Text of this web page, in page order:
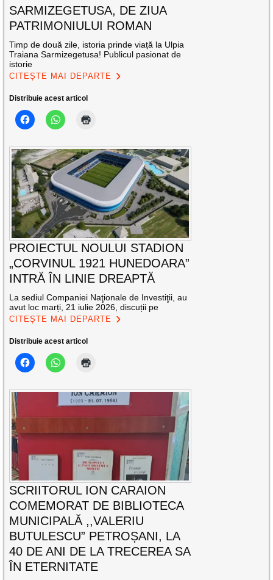
SARMIZEGETUSA, DE ZIUA
PATRIMONIULUI ROMAN
Timp de două zile, istoria prinde viață la Ulpia
Traiana Sarmizegetusa! Publicul pasionat de
istorie
CITEȘTE MAI DEPARTE
Distribuie acest articol
PROIECTUL NOULUI STADION
„CORVINUL 1921 HUNEDOARA”
INTRĂ ÎN LINIE DREAPTĂ
La sediul Companiei Naţionale de Investiţii, au
avut loc marți, 21 iulie 2026, discuții pe
CITEȘTE MAI DEPARTE
Distribuie acest articol
SCRIITORUL ION CARAION
COMEMORAT DE BIBLIOTECA
MUNICIPALĂ ,,VALERIU
BUTULESCU” PETROȘANI, LA
40 DE ANI DE LA TRECEREA SA
ÎN ETERNITATE